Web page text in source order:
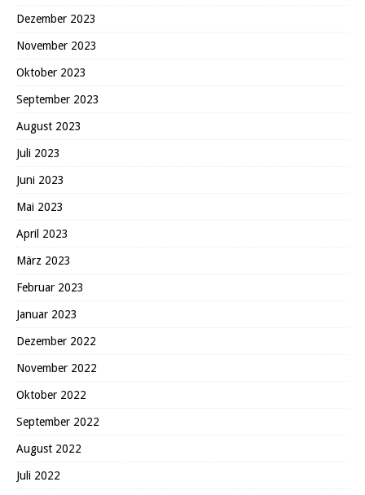
Dezember 2023
November 2023
Oktober 2023
September 2023
August 2023
Juli 2023
Juni 2023
Mai 2023
April 2023
März 2023
Februar 2023
Januar 2023
Dezember 2022
November 2022
Oktober 2022
September 2022
August 2022
Juli 2022